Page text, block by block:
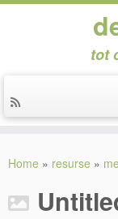
tot
Home » resurse »